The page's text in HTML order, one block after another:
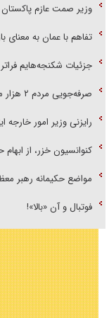
وزیر صمت عازم
تفاهم با عمان به معنای
جزئیات شکنجه‌هایم
صرفه‌جویی مردم ۲ هزار مگاوات برق تولید کرد
رایزنی وزیر امور خارجه
کنوانسیون خزر، از
مواضع حکیمانه رهبر
فوتبال و آن «بالا»!